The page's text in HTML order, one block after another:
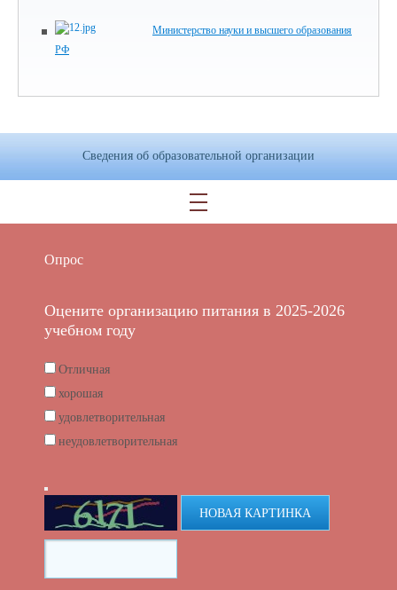
Министерство науки и высшего образования
РФ
Сведения об образовательной организации
Опрос
Оцените организацию питания в 2025-2026
учебном году
Отличная
хорошая
удовлетворительная
неудовлетворительная
НОВАЯ КАРТИНКА